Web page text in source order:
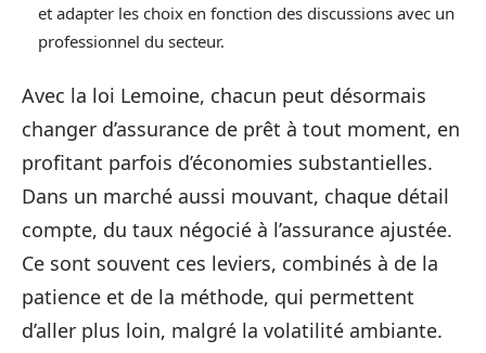
et adapter les choix en fonction des discussions avec un
professionnel du secteur.
Avec la loi Lemoine, chacun peut désormais
changer d’assurance de prêt à tout moment, en
profitant parfois d’économies substantielles.
Dans un marché aussi mouvant, chaque détail
compte, du taux négocié à l’assurance ajustée.
Ce sont souvent ces leviers, combinés à de la
patience et de la méthode, qui permettent
d’aller plus loin, malgré la volatilité ambiante.